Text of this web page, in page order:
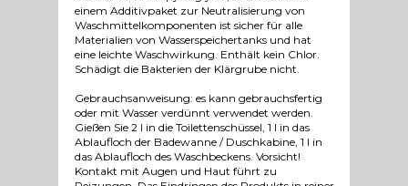
einem Additivpaket zur Neutralisierung von
Waschmittelkomponenten ist sicher für alle
Materialien von Wasserspeichertanks und hat
eine leichte Waschwirkung. Enthält kein Chlor.
Schädigt die Bakterien der Klärgrube nicht.
Gebrauchsanweisung: es kann gebrauchsfertig
oder mit Wasser verdünnt verwendet werden.
Gießen Sie 2 l in die Toilettenschüssel, 1 l in das
Ablaufloch der Badewanne / Duschkabine, 1 l in
das Ablaufloch des Waschbeckens. Vorsicht!
Kontakt mit Augen und Haut führt zu